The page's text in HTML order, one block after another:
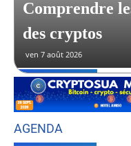
Comprendre
des cryptos
ven 7 août 2026
AGENDA